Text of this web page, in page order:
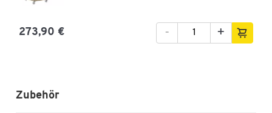
273,90 € +
-
Zubehör